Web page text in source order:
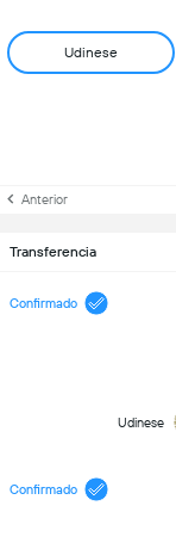
Udinese
Anterior
Transferencia
Confirmado
Udinese
Confirmado